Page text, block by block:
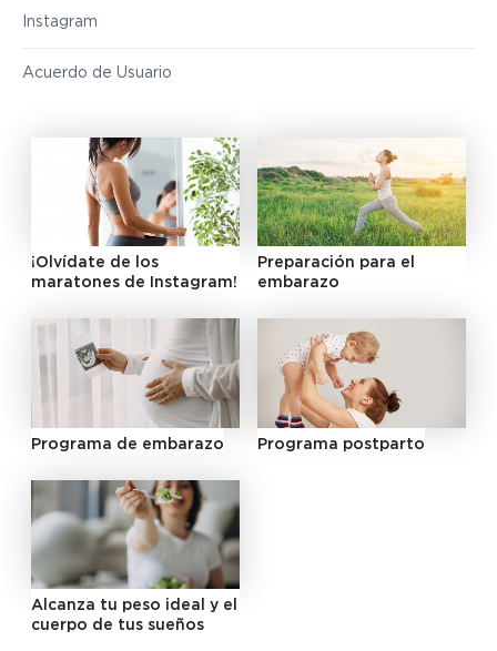
Instagram
Acuerdo de Usuario
¡Olvídate de los
maratones de Instagram!
Preparación para el
embarazo
Programa de embarazo Programa postparto
Alcanza tu peso ideal y el
cuerpo de tus sueños